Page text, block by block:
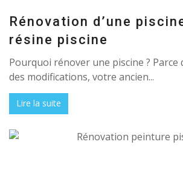
Rénovation d’une
résine piscine
Pourquoi rénover une piscine ? Parce
des modifications, votre ancien...
Lire la suite